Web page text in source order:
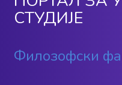
СТУДИЈЕ
Филозофски